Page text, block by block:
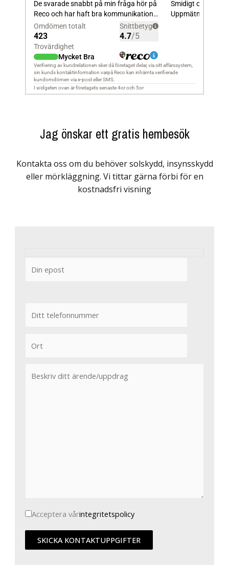
Jag önskar ett gratis hembesök
Kontakta oss om du behöver solskydd, insynsskydd
eller mörkläggning. Vi tittar gärna förbi för en
kostnadsfri visning
Acceptera vårintegritetspolicy